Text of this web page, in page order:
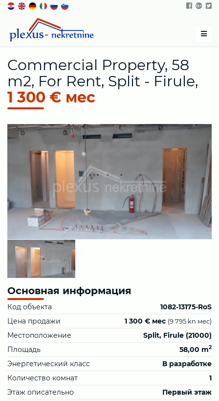
Menu
Commercial Property, 58
m2, For Rent, Split - Firule,
1 300 € мес
Основная информация
Код объекта
1082-13175-RoS
Цена продажи
1 300 € мес (9 795 kn мес)
Местоположение
Split, Firule (21000)
Площадь
58,00 m2
Энергетический класс
В разработке
Количество комнат
1
Этаж описательно
Первый этаж